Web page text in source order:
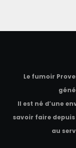
Le fumoir
Il est né d’une
savoir faire
au